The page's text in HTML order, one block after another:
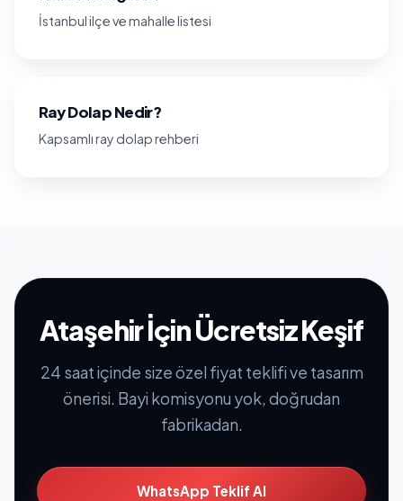
İstanbul ilçe ve mahalle listesi
Ray Dolap Nedir?
Kapsamlı ray dolap rehberi
Ataşehir İçin Ücretsiz Keşif
24 saat içinde size özel fiyat teklifi ve tasarım
önerisi. Bayi komisyonu yok, doğrudan
fabrikadan.
WhatsApp Teklif Al